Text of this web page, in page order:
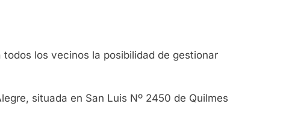
los vecinos la posibilidad de gestionar
situada en San Luis Nº 2450 de Quilmes